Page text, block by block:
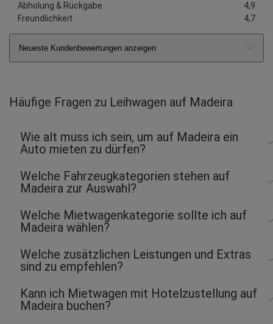
Abholung & Rückgabe
4,9
Freundlichkeit
4,7
Neueste Kundenbewertungen anzeigen
Häufige Fragen zu Leihwagen auf Madeira
Wie alt muss ich sein, um auf Madeira ein
Auto mieten zu dürfen?
Welche Fahrzeugkategorien stehen auf
Madeira zur Auswahl?
Welche Mietwagenkategorie sollte ich auf
Madeira wählen?
Welche zusätzlichen Leistungen und Extras
sind zu empfehlen?
Kann ich Mietwagen mit Hotelzustellung auf
Madeira buchen?